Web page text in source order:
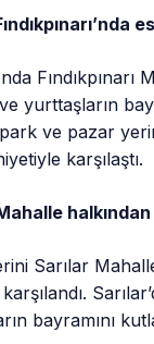
yurttaşların
ve pazar
karşılaştı.
Sarılar
bayramını